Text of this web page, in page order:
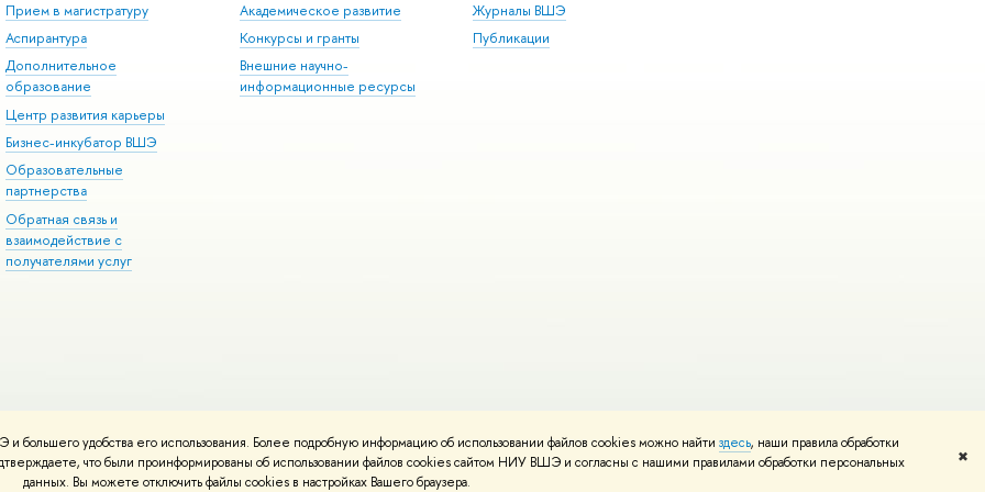
удобства его использования. Более подробную информацию об использовании файлов cookies можно найти здесь, наши правила обработки
что были проинформированы об использовании файлов cookies сайтом НИУ ВШЭ и согласны с нашими правилами обработки персональных
данных. Вы можете отключить файлы cookies в настройках Вашего браузера.
✖
Прием в магистратуру
Аспирантура
Дополнительное
образование
Центр развития карьеры
Бизнес-инкубатор ВШЭ
Образовательные
партнерства
Обратная связь и
взаимодействие с
получателями услуг
Академическое развитие
Конкурсы и гранты
Внешние научно-
информационные ресурсы
Журналы ВШЭ
Публикации
Редактору
Условия использования материалов Политика конфиденциальности Карта сайта
вШколе дизайна НИУ ВШЭ